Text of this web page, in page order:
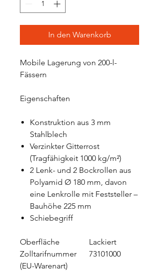
In den Warenkorb
Mobile Lagerung von 200-l-
Fässern
Eigenschaften
Konstruktion aus 3 mm
Stahlblech
Verzinkter Gitterrost
(Tragfähigkeit 1000 kg/m²)
2 Lenk- und 2 Bockrollen aus
Polyamid Ø 180 mm, davon
eine Lenkrolle mit Feststeller –
Bauhöhe 225 mm
Schiebegriff
Oberfläche
Lackiert
Zolltarifnummer
(EU-Warenart)
73101000